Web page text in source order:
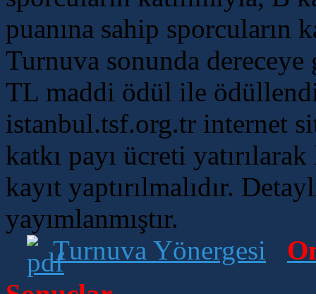
puanına sahip sporcuların
Turnuva sonunda
TL maddi ödül ile
istanbul.tsf.org.tr internet
katkı payı ücreti
kayıt yaptırılmalıdır.
yayımlanmıştır.
Turnuva Yönergesi